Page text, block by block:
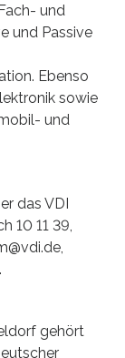
und
und Passive
Ebenso
sowie
und
das VDI
10 11 39,
gehört